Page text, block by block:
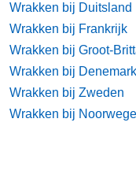
Wrakken bij Duitsland
Wrakken bij Frankrijk
Wrakken bij Groot-
Wrakken bij
Wrakken bij Zweden
Wrakken bij